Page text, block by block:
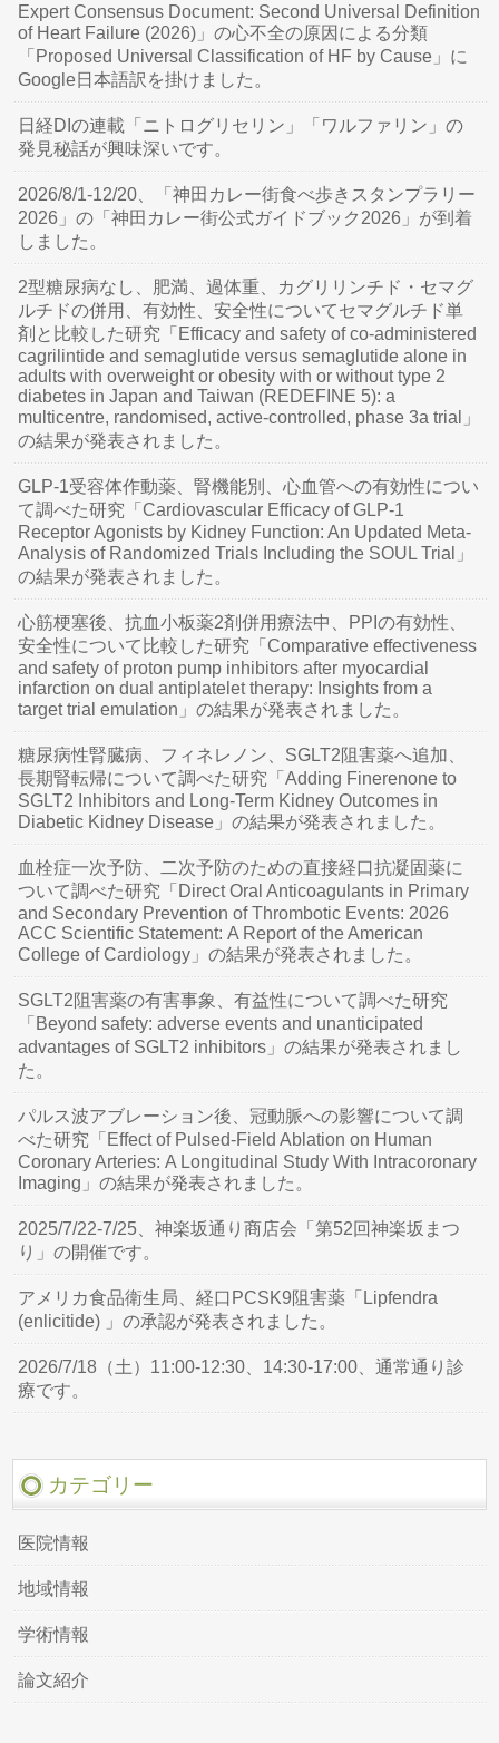
Expert Consensus Document: Second Universal Definition
of Heart Failure (2026)」の心不全の原因による分類
「Proposed Universal Classification of HF by Cause」に
Google日本語訳を掛けました。
日経DIの連載「ニトログリセリン」「ワルファリン」の
発見秘話が興味深いです。
2026/8/1-12/20、「神田カレー街食べ歩きスタンプラリー
2026」の「神田カレー街公式ガイドブック2026」が到着
しました。
2型糖尿病なし、肥満、過体重、カグリリンチド・セマグ
ルチドの併用、有効性、安全性についてセマグルチド単
剤と比較した研究「Efficacy and safety of co-administered
cagrilintide and semaglutide versus semaglutide alone in
adults with overweight or obesity with or without type 2
diabetes in Japan and Taiwan (REDEFINE 5): a
multicentre, randomised, active-controlled, phase 3a trial」
の結果が発表されました。
GLP-1受容体作動薬、腎機能別、心血管への有効性につい
て調べた研究「Cardiovascular Efficacy of GLP-1
Receptor Agonists by Kidney Function: An Updated Meta-
Analysis of Randomized Trials Including the SOUL Trial」
の結果が発表されました。
心筋梗塞後、抗血小板薬2剤併用療法中、PPIの有効性、
安全性について比較した研究「Comparative effectiveness
and safety of proton pump inhibitors after myocardial
infarction on dual antiplatelet therapy: Insights from a
target trial emulation」の結果が発表されました。
糖尿病性腎臓病、フィネレノン、SGLT2阻害薬へ追加、
長期腎転帰について調べた研究「Adding Finerenone to
SGLT2 Inhibitors and Long-Term Kidney Outcomes in
Diabetic Kidney Disease」の結果が発表されました。
血栓症一次予防、二次予防のための直接経口抗凝固薬に
ついて調べた研究「Direct Oral Anticoagulants in Primary
and Secondary Prevention of Thrombotic Events: 2026
ACC Scientific Statement: A Report of the American
College of Cardiology」の結果が発表されました。
SGLT2阻害薬の有害事象、有益性について調べた研究
「Beyond safety: adverse events and unanticipated
advantages of SGLT2 inhibitors」の結果が発表されまし
た。
パルス波アブレーション後、冠動脈への影響について調
べた研究「Effect of Pulsed-Field Ablation on Human
Coronary Arteries: A Longitudinal Study With Intracoronary
Imaging」の結果が発表されました。
2025/7/22-7/25、神楽坂通り商店会「第52回神楽坂まつ
り」の開催です。
アメリカ食品衛生局、経口PCSK9阻害薬「Lipfendra
(enlicitide) 」の承認が発表されました。
2026/7/18（土）11:00-12:30、14:30-17:00、通常通り診
療です。
カテゴリー
医院情報
地域情報
学術情報
論文紹介